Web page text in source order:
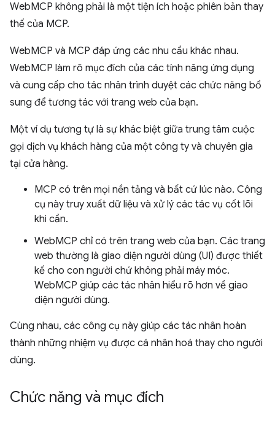
WebMCP không phải là một tiện ích hoặc phiên bản thay
thế của MCP.
WebMCP và MCP đáp ứng các nhu cầu khác nhau.
WebMCP làm rõ mục đích của các tính năng ứng dụng
và cung cấp cho tác nhân trình duyệt các chức năng bổ
sung để tương tác với trang web của bạn.
Một ví dụ tương tự là sự khác biệt giữa trung tâm cuộc
gọi dịch vụ khách hàng của một công ty và chuyên gia
tại cửa hàng.
MCP có trên mọi nền tảng và bất cứ lúc nào. Công
cụ này truy xuất dữ liệu và xử lý các tác vụ cốt lõi
khi cần.
WebMCP chỉ có trên trang web của bạn. Các trang
web thường là giao diện người dùng (UI) được thiết
kế cho con người chứ không phải máy móc.
WebMCP giúp các tác nhân hiểu rõ hơn về giao
diện người dùng.
Cùng nhau, các công cụ này giúp các tác nhân hoàn
thành những nhiệm vụ được cá nhân hoá thay cho người
dùng.
Chức năng và mục đích